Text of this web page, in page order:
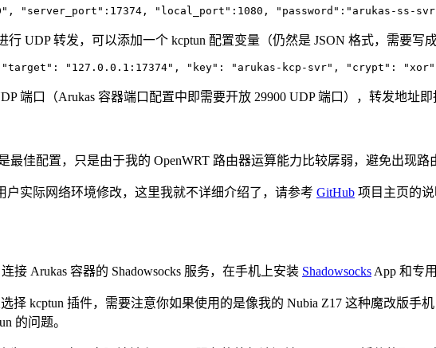
UDP 转发，可以添加一个 kcptun 配置变量（仍然是 JSON 格式，需要写成
端口（Arukas 容器端口配置中即需要开放 29900 UDP 端口），转发地址即
最佳配置，只是由于我的 OpenWRT 路由器运算能力比较孱弱，避免出现路
户实际网络环境修改，这里我就不详细介绍了，请参考 GitHub 项目主页的说
接 Arukas 容器的 Shadowsocks 服务，在手机上安装 Shadowsocks App 和专
择 kcptun 插件，需要注意你如果使用的是像我的 Nubia Z17 这种魔改版手
的问题。